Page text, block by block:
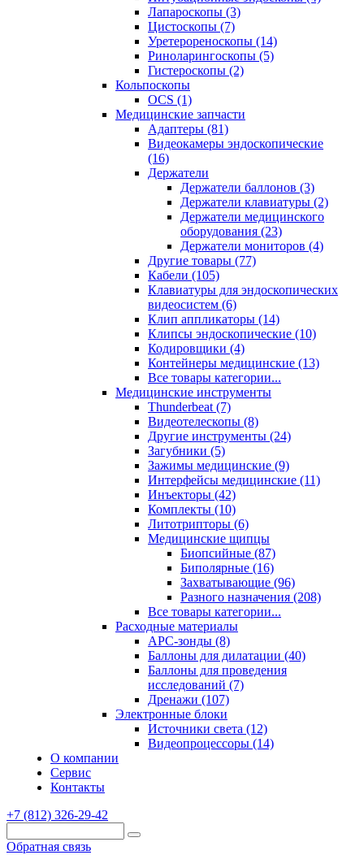
Лапароскопы (3)
Цистоскопы (7)
Уретерореноскопы (14)
Риноларингоскопы (5)
Гистероскопы (2)
Кольпоскопы
OCS (1)
Медицинские запчасти
Адаптеры (81)
Видеокамеры эндоскопические
(16)
Держатели
Держатели баллонов (3)
Держатели клавиатуры (2)
Держатели медицинского
оборудования (23)
Держатели мониторов (4)
Другие товары (77)
Кабели (105)
Клавиатуры для эндоскопических
видеосистем (6)
Клип аппликаторы (14)
Клипсы эндоскопические (10)
Кодировщики (4)
Контейнеры медицинские (13)
Все товары категории...
Медицинские инструменты
Thunderbeat (7)
Видеотелескопы (8)
Другие инструменты (24)
Загубники (5)
Зажимы медицинские (9)
Интерфейсы медицинские (11)
Инъекторы (42)
Комплекты (10)
Литотрипторы (6)
Медицинские щипцы
Биопсийные (87)
Биполярные (16)
Захватывающие (96)
Разного назначения (208)
Все товары категории...
Расходные материалы
АРС-зонды (8)
Баллоны для дилатации (40)
Баллоны для проведения
исследований (7)
Дренажи (107)
Электронные блоки
Источники света (12)
Видеопроцессоры (14)
О компании
Сервис
Контакты
+7 (812) 326-29-42
Обратная связь